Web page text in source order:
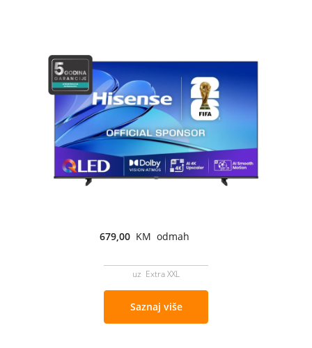
679,00 KM odmah
uz Extra XXL
Saznaj više